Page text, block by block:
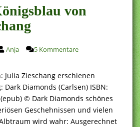
von
Anja 5 Kommentare
Julia Zieschang erschienen
Dark Diamonds (Carlsen) ISBN:
© Dark Diamonds schönes
Geschehnissen und vielen
wird wahr: Ausgerechnet